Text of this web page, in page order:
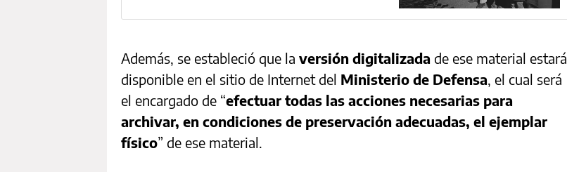
Además, se estableció que la versión digitalizada de ese material estará
disponible en el sitio de Internet del Ministerio de Defensa, el cual será
el encargado de “efectuar todas las acciones necesarias para
archivar, en condiciones de preservación adecuadas, el ejemplar
físico” de ese material.